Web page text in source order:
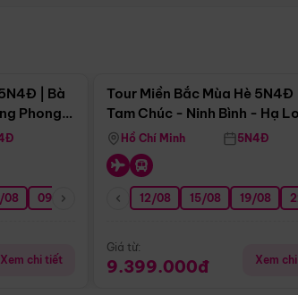
09
| Bà
Phong
08 09/09 16/09 23/09 30/09 07/10
Xem chi tiết
Tour Miền Bắc Mùa Hè 5N4Đ |
Tam Chúc - Ninh Bình - Hạ
Hồ Chí Minh 5N4Đ
12/08 15/08 19/08
Giá từ:
9.399.000đ Xem